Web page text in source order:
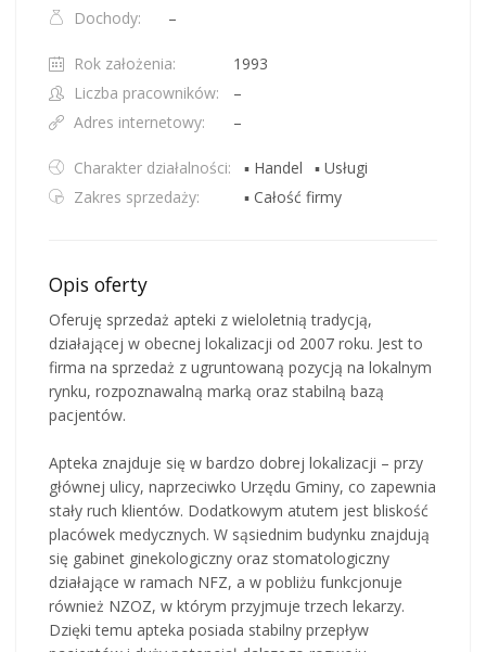
Dochody:
–
Rok założenia:
1993
Liczba pracowników:
–
Adres internetowy:
–
Charakter działalności: ▪ Handel
▪ Usługi
Zakres sprzedaży:
▪ Całość firmy
Opis oferty
Oferuję sprzedaż apteki z wieloletnią tradycją,
działającej w obecnej lokalizacji od 2007 roku. Jest to
firma na sprzedaż z ugruntowaną pozycją na lokalnym
rynku, rozpoznawalną marką oraz stabilną bazą
pacjentów.
Apteka znajduje się w bardzo dobrej lokalizacji – przy
głównej ulicy, naprzeciwko Urzędu Gminy, co zapewnia
stały ruch klientów. Dodatkowym atutem jest bliskość
placówek medycznych. W sąsiednim budynku znajdują
się gabinet ginekologiczny oraz stomatologiczny
działające w ramach NFZ, a w pobliżu funkcjonuje
również NZOZ, w którym przyjmuje trzech lekarzy.
Dzięki temu apteka posiada stabilny przepływ